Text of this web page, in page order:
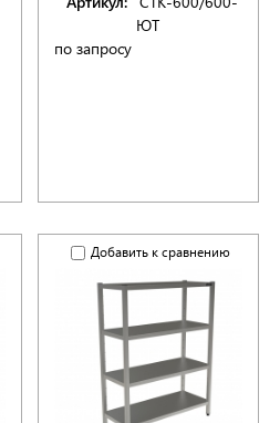
ЮТ
по запросу
Добавить к сравнению